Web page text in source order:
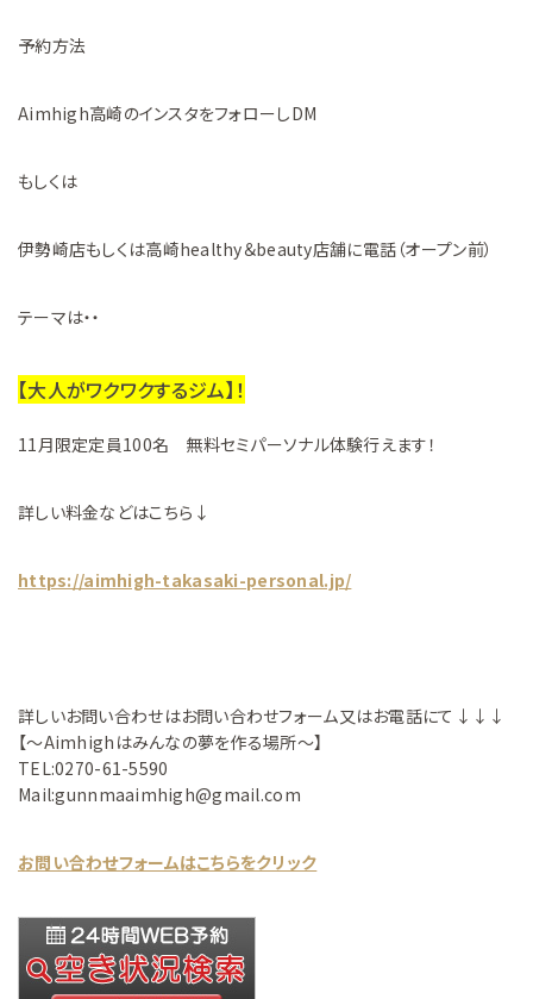
予約方法
Aimhigh高崎のインスタをフォローしDM
もしくは
伊勢崎店もしくは高崎healthy＆beauty店舗に電話（オープン前）
テーマは・・
【大人がワクワクするジム】！
11月限定定員100名 無料セミパーソナル体験行えます！
詳しい料金などはこちら↓
https://aimhigh-takasaki-personal.jp/
詳しいお問い合わせはお問い合わせフォーム又はお電話にて↓↓↓
【～Aimhighはみんなの夢を作る場所～】
TEL:0270-61-5590
Mail:gunnmaaimhigh@gmail.com
お問い合わせフォームはこちらをクリック